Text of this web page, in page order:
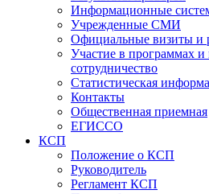
Информационные
Учрежденные СМИ
Официальные визиты и
Участие в программах
сотрудничество
Статистическая
Контакты
Общественная приемная
ЕГИССО
КСП
Положение о КСП
Руководитель
Регламент КСП